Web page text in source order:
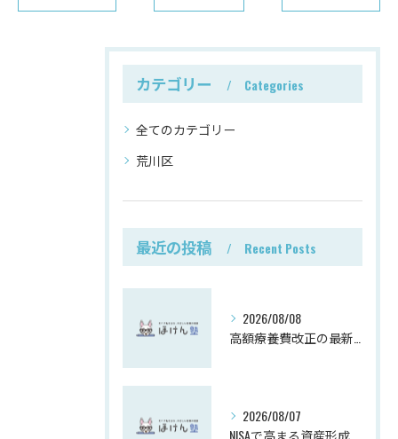
カテゴリー Categories
全てのカテゴリー
荒川区
最近の投稿 Recent Posts
2026/08/08
2026/08/07